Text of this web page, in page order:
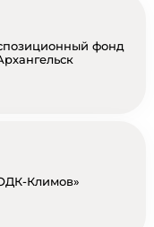
фонд
Климов»